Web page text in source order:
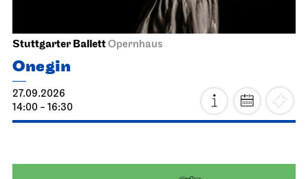
Stuttgarter BallettOpernhaus
Onegin
27.09.2026
14:00 - 16:30